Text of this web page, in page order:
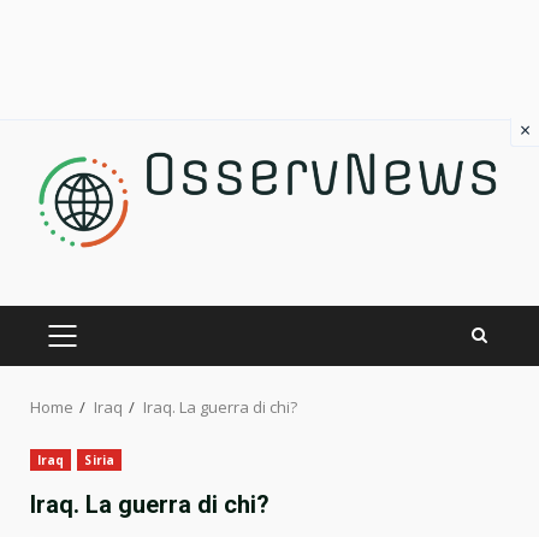
content
PRIMARY
MENU
Home Iraq Iraq. La guerra di chi?
Iraq Siria
Iraq. La guerra di chi?
×